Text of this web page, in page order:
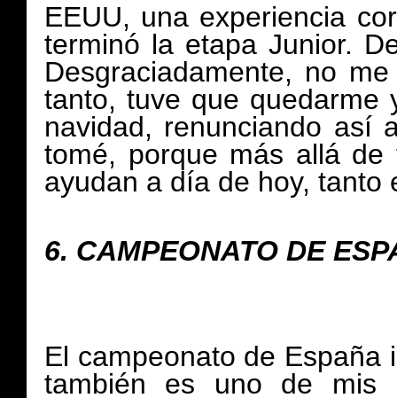
EEUU, una experiencia
terminó la etapa Junior.
Desgraciadamente, no
tanto, tuve que quedarme
navidad, renunciando así
tomé, porque más allá
ayudan a día de hoy, tanto
6. CAMPEONATO DE
El campeonato de España
también es uno de mis